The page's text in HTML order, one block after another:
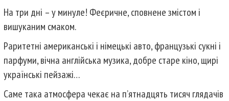
На три дні – у минуле! Феєричне, сповнене змістом і
вишуканим смаком.
Раритетні американські і німецькі авто, французькі сукні і
парфуми, вічна англійська музика, добре старе кіно, щирі
українські пейзажі…
Саме така атмосфера чекає на п’ятнадцять тисяч глядачів